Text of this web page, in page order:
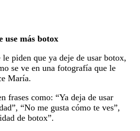
use más botox
piden que ya deje de usar botox,
se ve en una fotografía que le
María.
frases como: “Ya deja de usar
“No me gusta cómo te ves”,
de botox”.